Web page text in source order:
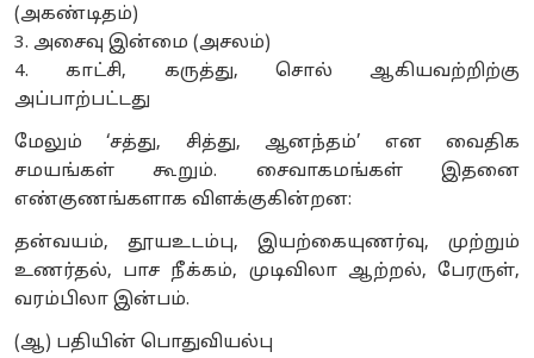
(அகண்டிதம்)
3. அசைவு இன்மை (அசலம்)
4. காட்சி, கருத்து, சொல் ஆகியவற்றிற்கு
அப்பாற்பட்டது
மேலும் ‘சத்து, சித்து, ஆனந்தம்’ என வைதிக
சமயங்கள் கூறும். சைவாகமங்கள் இதனை
எண்குணங்களாக விளக்குகின்றன:
தன்வயம், தூயஉடம்பு, இயற்கையுணர்வு, முற்றும்
உணர்தல், பாச நீக்கம், முடிவிலா ஆற்றல், பேரருள்,
வரம்பிலா இன்பம்.
(ஆ) பதியின் பொதுவியல்பு